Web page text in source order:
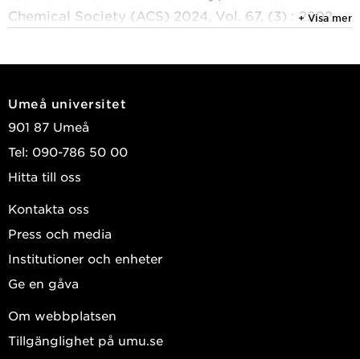
Chemical Society (ACS) 2024, Vol. 67, (3) : 2202-
A drug discovery pipeline for MAPK/ERK pathway
Inhibitors in caenorhabditis elegans
Cancer Research Communications
Association For Cancer Research (AACR) 2024,
al.
Enhanced cytotoxicity of a novel family of ATPase
inhibitors in colorectal cancer cells with high NAT2
+ Visa mer
Umeå universitet
901 87 Umeå
Tel: 090-786 50 00
Hitta till oss
Kontakta oss
Press och media
Institutioner och enheter
Ge en gåva
Om webbplatsen
Tillgänglighet på umu.se